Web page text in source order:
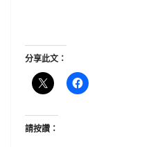
分享此文：
請按讚：